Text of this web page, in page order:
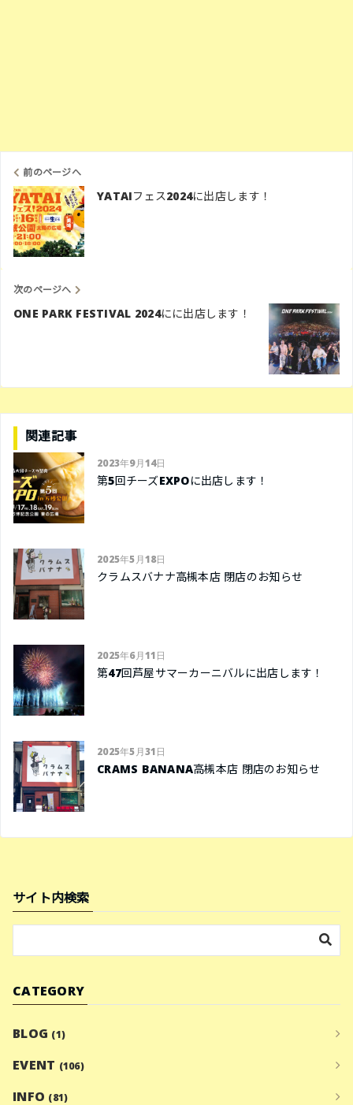
前のページへ
YATAIフェス2024に出店します！
次のページへ
ONE PARK FESTIVAL 2024にに出店します！
関連記事
2023年9月14日
第5回チーズEXPOに出店します！
2025年5月18日
クラムスバナナ高槻本店 閉店のお知らせ
2025年6月11日
第47回芦屋サマーカーニバルに出店します！
2025年5月31日
CRAMS BANANA高槻本店 閉店のお知らせ
サイト内検索
CATEGORY
BLOG (1)
EVENT (106)
INFO (81)